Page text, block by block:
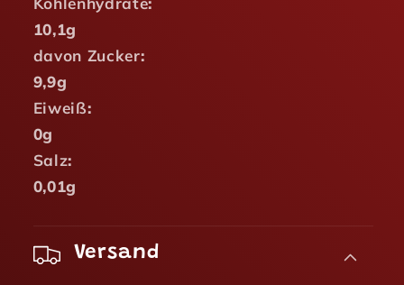
10,1g
davon Zucker:
9,9g
Eiweiß:
0g
Salz:
0,01g
Versand